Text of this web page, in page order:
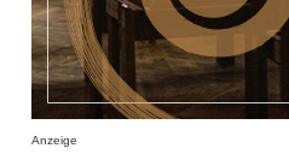
Anzeige